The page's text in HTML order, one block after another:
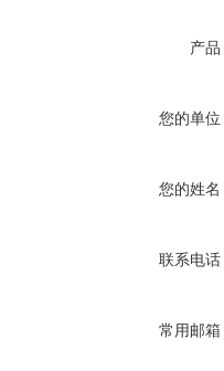
产品
您的单位
您的姓名
联系电话
常用邮箱